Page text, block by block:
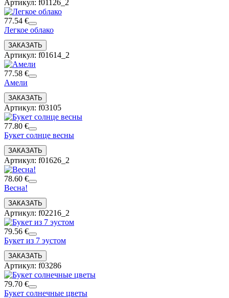
Артикул: f01126_2
77.54 €
Легкое облако
Артикул: f01614_2
77.58 €
Амели
Артикул: f03105
77.80 €
Букет солнце весны
Артикул: f01626_2
78.60 €
Весна!
Артикул: f02216_2
79.56 €
Букет из 7 эустом
Артикул: f03286
79.70 €
Букет солнечные цветы